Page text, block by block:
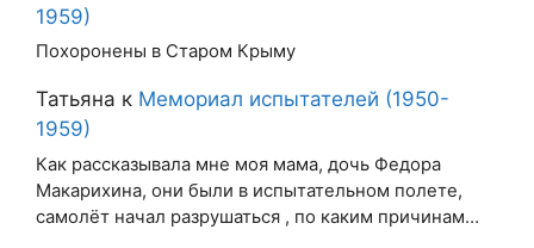
1959)
Похоронены в Старом Крыму
Татьяна к Мемориал испытателей (1950-
1959)
Как рассказывала мне моя мама, дочь Федора
Макарихина, они были в испытательном полете,
самолёт начал разрушаться , по каким причинам…